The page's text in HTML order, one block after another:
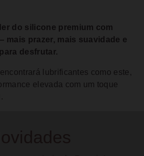
do silicone premium com
mais prazer, mais suavidade e
desfrutar.
lubrificantes como este,
elevada com um toque